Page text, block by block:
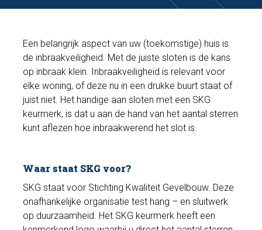
Een belangrijk aspect van uw (toekomstige) huis is
de inbraakveiligheid. Met de juiste sloten is de kans
op inbraak klein. Inbraakveiligheid is relevant voor
elke woning, of deze nu in een drukke buurt staat of
juist niet. Het handige aan sloten met een SKG
keurmerk, is dat u aan de hand van het aantal sterren
kunt aflezen hoe inbraakwerend het slot is.
Waar staat SKG voor?
SKG staat voor Stichting Kwaliteit Gevelbouw. Deze
onafhankelijke organisatie test hang – en sluitwerk
op duurzaamheid. Het SKG keurmerk heeft een